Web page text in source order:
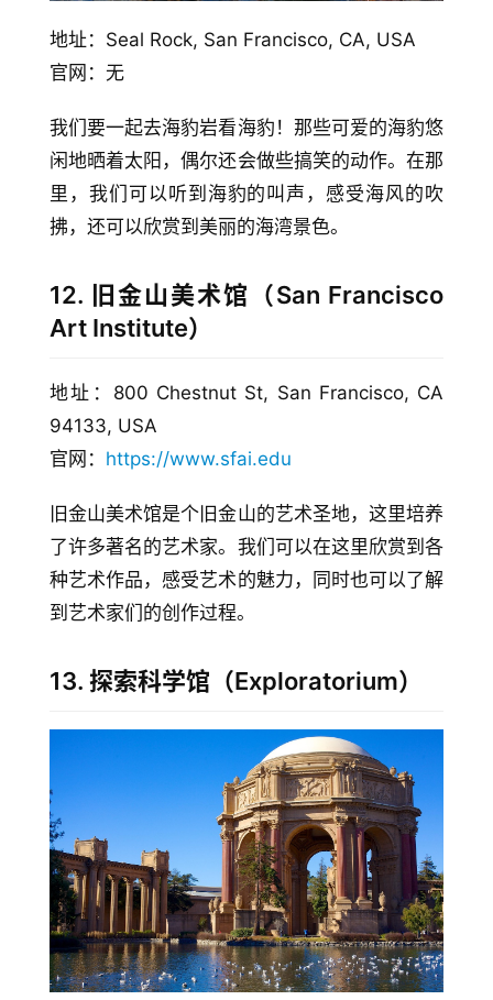
地址：Seal Rock, San Francisco, CA, USA
官网：无
我们要一起去海豹岩看海豹！那些可爱的海豹悠
闲地晒着太阳，偶尔还会做些搞笑的动作。在那
里，我们可以听到海豹的叫声，感受海风的吹
拂，还可以欣赏到美丽的海湾景色。
12. 旧金山美术馆（San Francisco
Art Institute）
地址：800 Chestnut St, San Francisco, CA
94133, USA
官网： https://www.sfai.edu
旧金山美术馆是个旧金山的艺术圣地，这里培养
了许多著名的艺术家。我们可以在这里欣赏到各
种艺术作品，感受艺术的魅力，同时也可以了解
到艺术家们的创作过程。
13. 探索科学馆（Exploratorium）